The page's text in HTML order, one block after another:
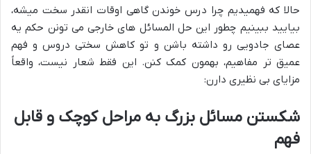
حالا که فهمیدیم چرا درس خوندن گاهی اوقات انقدر سخت میشه،
بیایید ببینیم چطور این حل المسائل های خارجی می تونن حکم یه
عصای جادویی رو داشته باشن و تو کاهش سختی دروس و فهم
عمیق تر مفاهیم، بهمون کمک کنن. این فقط شعار نیست، واقعاً
مزایای بی نظیری دارن:
شکستن مسائل بزرگ به مراحل کوچک و قابل
فهم